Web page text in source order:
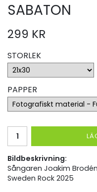
SABATON
299 KR
STORLEK
PAPPER
Bildbeskrivning:
Sångaren Joakim
Sweden Rock 2025